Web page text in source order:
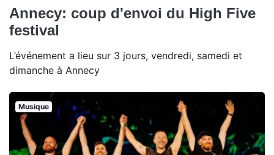
Annecy: coup d'envoi du High Five
festival
L’événement a lieu sur 3 jours, vendredi, samedi et
dimanche à Annecy
Musique